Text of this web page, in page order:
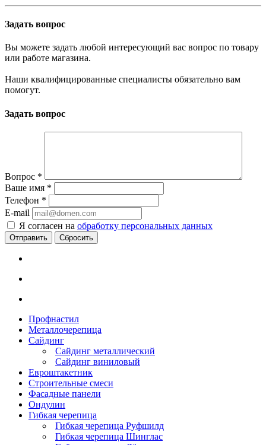
Задать вопрос
Вы можете задать любой интересующий вас вопрос по товару
или работе магазина.
Наши квалифицированные специалисты обязательно вам
помогут.
Задать вопрос
Вопрос *
Ваше имя *
Телефон *
E-mail
Я согласен на обработку персональных данных
Сбросить
Профнастил
Металлочерепица
Сайдинг
Сайдинг металлический
Сайдинг виниловый
Евроштакетник
Строительные смеси
Фасадные панели
Ондулин
Гибкая черепица
Гибкая черепица Руфшилд
Гибкая черепица Шинглас